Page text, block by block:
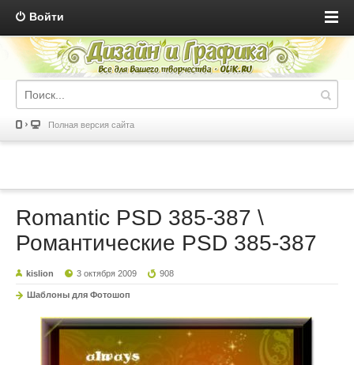
Войти
Полная версия сайта
Romantic PSD 385-387 \
Романтические PSD 385-387
kislion 3 октября 2009 908
Шаблоны для Фотошоп